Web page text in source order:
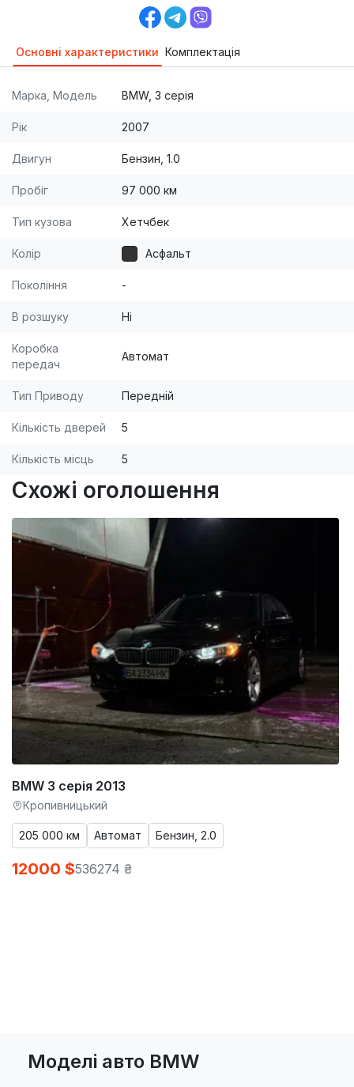
Основні характеристики Комплектація
Марка, Модель BMW, 3 серія
Рік 2007
Двигун Бензин, 1.0
Пробіг 97 000 км
Тип кузова Хетчбек
Колір Асфальт
Покоління -
В розшуку Ні
Коробка
передач
Автомат
Тип Приводу Передній
Кількість дверей 5
Кількість місць 5
Схожі оголошення
BMW 3 серія 2013
Кропивницький
205 000 км Автомат Бензин, 2.0
12000 $536274 ₴
Моделі авто BMW